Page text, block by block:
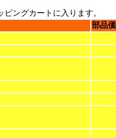
ングカートに入ります。
部品